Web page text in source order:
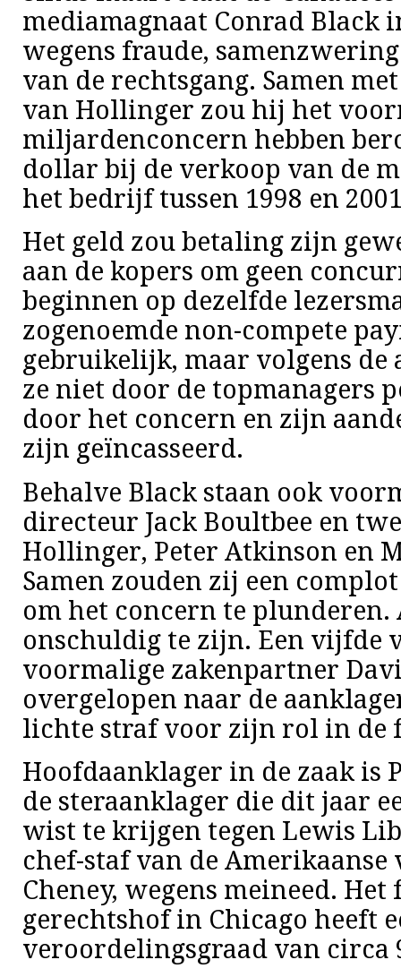
mediamagnaat Conrad Black
wegens fraude,
van de rechtsgang. Samen
van Hollinger zou hij het
miljardenconcern hebben
dollar bij de verkoop van de
het bedrijf tussen 1998 en
Het geld zou betaling zijn
aan de kopers om geen
beginnen op dezelfde
zogenoemde non-compete
gebruikelijk, maar volgens de
ze niet door de topmanagers
door het concern en zijn
zijn geïncasseerd.
Behalve Black staan ook
directeur Jack Boultbee en
Hollinger, Peter Atkinson en
Samen zouden zij een
om het concern te plunderen.
onschuldig te zijn. Een vijfde
voormalige zakenpartner
overgelopen naar de
lichte straf voor zijn rol in de
Hoofdaanklager in de zaak is
de steraanklager die dit jaar
wist te krijgen tegen Lewis
chef-staf van de
Cheney, wegens meineed. Het
gerechtshof in Chicago heeft
veroordelingsgraad van circa